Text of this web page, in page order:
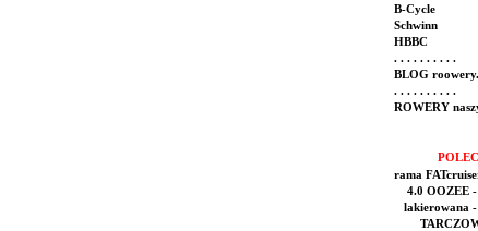
B-Cycle
Schwinn
HBBC
. . . . . . . . . .
BLOG
. . . . . . . . . .
ROWERY
rama
4.0 OOZEE
lakierowana